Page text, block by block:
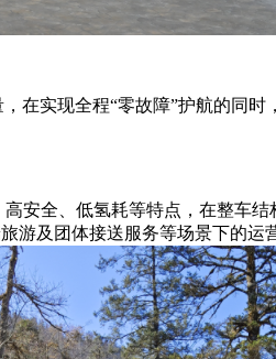
实现全程“零故障”护航的同
安全、低氢耗等特点，在整车
游及团体接送服务等场景下的